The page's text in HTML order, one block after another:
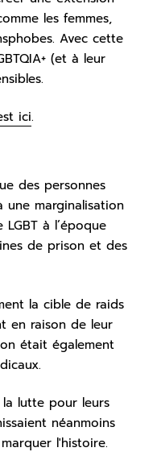
les femmes,
Avec cette
(et à leur
ici.
des personnes
une marginalisation
à l’époque
de prison et des
la cible de raids
en raison de leur
était également
lutte pour leurs
néanmoins
l'histoire.